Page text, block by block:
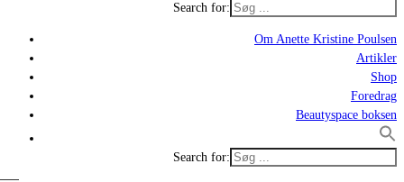
Search for:
Om Anette Kristine Poulsen
Artikler
Shop
Foredrag
Beautyspace boksen
Search for: